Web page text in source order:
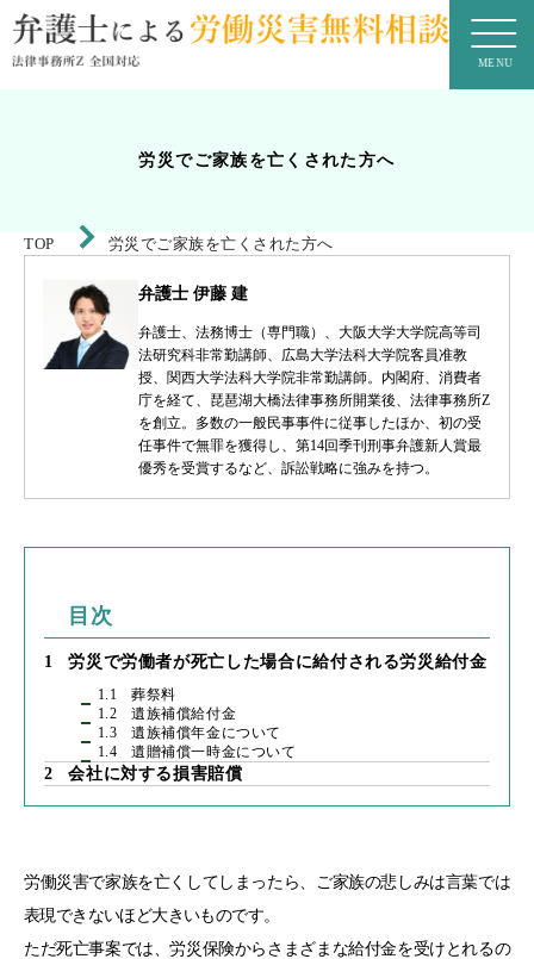
労災でご家族を亡くされた方へ
TOP 労災でご家族を亡くされた方へ
弁護士 伊藤 建
弁護士、法務博士（専門職）、大阪大学大学院高等司
法研究科非常勤講師、広島大学法科大学院客員准教
授、関西大学法科大学院非常勤講師。内閣府、消費者
庁を経て、琵琶湖大橋法律事務所開業後、法律事務所Z
を創立。多数の一般民事事件に従事したほか、初の受
任事件で無罪を獲得し、第14回季刊刑事弁護新人賞最
優秀を受賞するなど、訴訟戦略に強みを持つ。
目次
1 労災で労働者が死亡した場合に給付される労災給付金
1.1
葬祭料
1.2
遺族補償給付金
1.3
遺族補償年金について
1.4
遺贈補償一時金について
2 会社に対する損害賠償
労働災害で家族を亡くしてしまったら、ご家族の悲しみは言葉では
表現できないほど大きいものです。
ただ死亡事案では、労災保険からさまざまな給付金を受けとれるの